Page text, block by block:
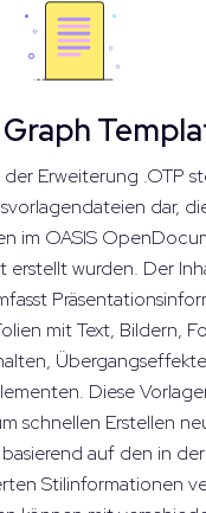
Erweiterung .OTP
dar,
im OASIS
erstellt wurden. Der
mit Text, Bildern,
Diese
schnellen Erstellen
auf den in
Stilinformationen